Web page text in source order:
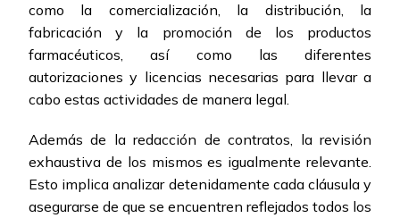
como la comercialización, la distribución, la
fabricación y la promoción de los productos
farmacéuticos, así como las diferentes
autorizaciones y licencias necesarias para llevar a
cabo estas actividades de manera legal.
Además de la redacción de contratos, la revisión
exhaustiva de los mismos es igualmente relevante.
Esto implica analizar detenidamente cada cláusula y
asegurarse de que se encuentren reflejados todos los